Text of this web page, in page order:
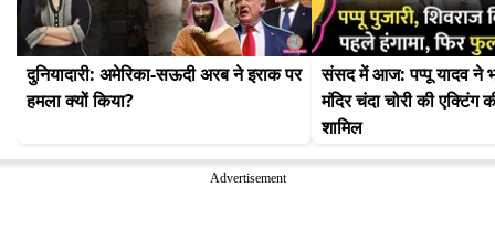
दुनियादारी: अमेरिका-सऊदी अरब ने इराक पर
हमला क्यों किया?
संसद में आज: पप्पू यादव ने
मंदिर चंदा चोरी की एक्टिंग
शामिल
Advertisement